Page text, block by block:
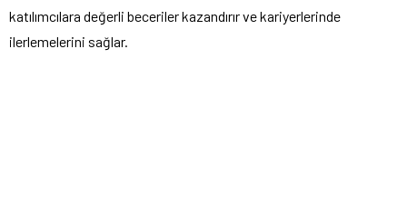
katılımcılara değerli beceriler kazandırır ve kariyerlerinde
ilerlemelerini sağlar.